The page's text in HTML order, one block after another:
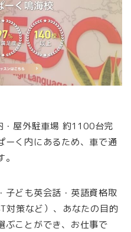
・屋外駐車場 約1100台完
ーく内にあるため、車で通
子ども英会話・英語資格取
対策など）、あなたの目的
ぶことができ、お仕事で